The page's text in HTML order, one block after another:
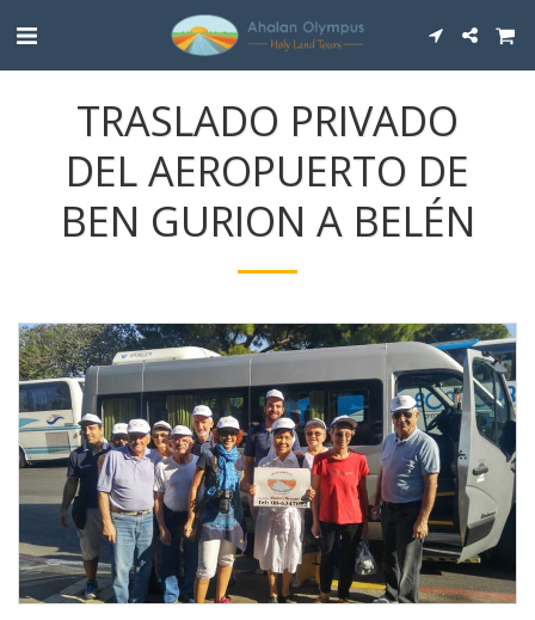
TRASLADO PRIVADO
DEL AEROPUERTO DE
BEN GURION A BELÉN